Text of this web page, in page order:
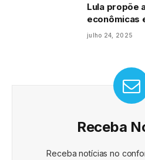
Lula propõe
econômicas
México
julho 24, 2025
Receba
Receba notícias no